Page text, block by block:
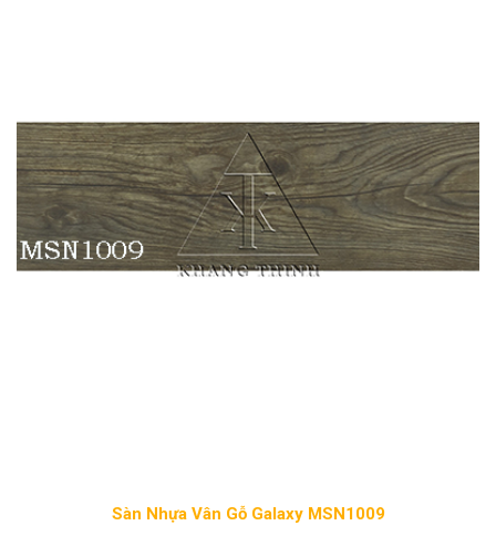
Sàn Nhựa Vân Gỗ Galaxy MSN1009